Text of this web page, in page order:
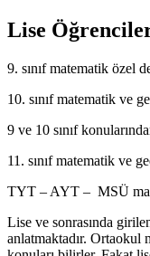
Lise
9. sınıf matematik özel
10. sınıf matematik ve
9 ve 10 sınıf
11. sınıf matematik ve
TYT – AYT – MSÜ
Lise ve sonrasında
anlatmaktadır. Ortaokul